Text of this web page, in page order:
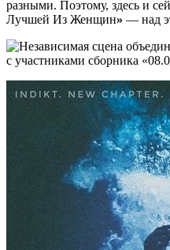
разными. Поэтому, здесь и
Лучшей Из Женщин» — над